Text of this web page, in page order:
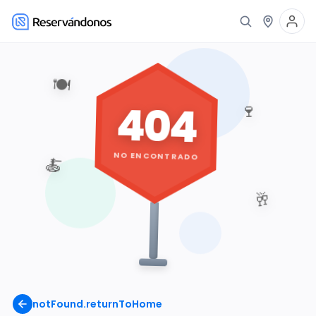
notFound.returnToHome
🍽️
🍷
🥂
🍝
404
NO ENCONTRADO